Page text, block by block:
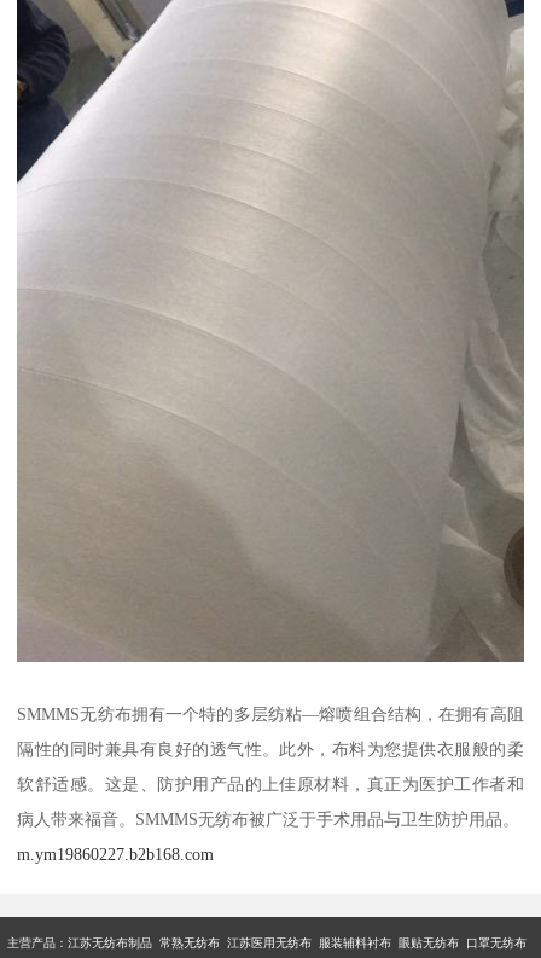
SMMMS无纺布拥有一个特的多层纺粘—熔喷组合结构，在拥有高阻
隔性的同时兼具有良好的透气性。此外，布料为您提供衣服般的柔
软舒适感。这是、防护用产品的上佳原材料，真正为医护工作者和
病人带来福音。SMMMS无纺布被广泛于手术用品与卫生防护用品。
m.ym19860227.b2b168.com
主营产品：江苏无纺布制品 常熟无纺布 江苏医用无纺布 服装辅料衬布 眼贴无纺布 口罩无纺布